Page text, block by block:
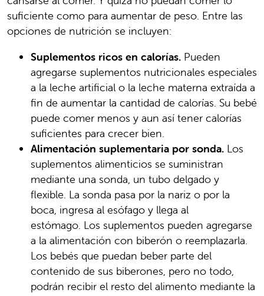
suficiente como para aumentar de peso. Entre las
opciones de nutrición se incluyen:
Suplementos ricos en calorías. Pueden
agregarse suplementos nutricionales especiales
a la leche artificial o la leche materna extraída a
fin de aumentar la cantidad de calorías. Su bebé
puede comer menos y aun así tener calorías
suficientes para crecer bien.
Alimentación suplementaria por sonda. Los
suplementos alimenticios se suministran
mediante una sonda, un tubo delgado y
flexible. La sonda pasa por la nariz o por la
boca, ingresa al esófago y llega al
estómago. Los suplementos pueden agregarse
a la alimentación con biberón o reemplazarla.
Los bebés que puedan beber parte del
contenido de sus biberones, pero no todo,
podrán recibir el resto del alimento mediante la